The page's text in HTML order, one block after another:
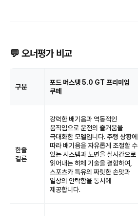
💬 오너평가 비교
구분
포드 머스탱 5.0 GT 프리미엄
쿠페
한줄
결론
강력한 배기음과 역동적인
움직임으로 운전의 즐거움을
극대화한 모델입니다. 주행 상황에
따라 배기음을 자유롭게 조절할 수
있는 시스템과 노면을 실시간으로
읽어내는 하체 기술을 결합하여,
스포츠카 특유의 짜릿한 손맛과
일상의 안락함을 동시에
제공합니다.